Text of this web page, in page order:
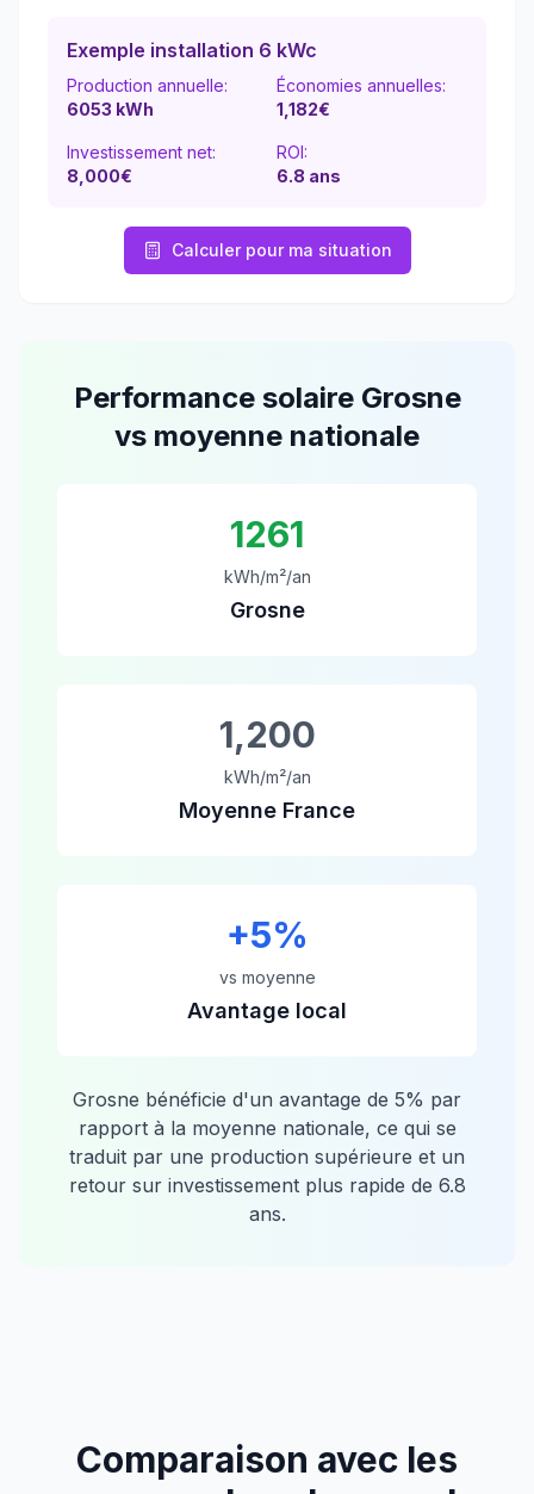
Exemple installation 6 kWc
Production annuelle:
6053 kWh
Économies annuelles:
1,182€
Investissement net:
8,000€
ROI:
6.8 ans
Calculer pour ma situation
Performance solaire Grosne
vs moyenne nationale
1261
kWh/m²/an
Grosne
1,200
kWh/m²/an
Moyenne France
+5%
vs moyenne
Avantage local
Grosne bénéficie d'un avantage de 5% par
rapport à la moyenne nationale, ce qui se
traduit par une production supérieure et un
retour sur investissement plus rapide de 6.8
ans.
Comparaison avec les